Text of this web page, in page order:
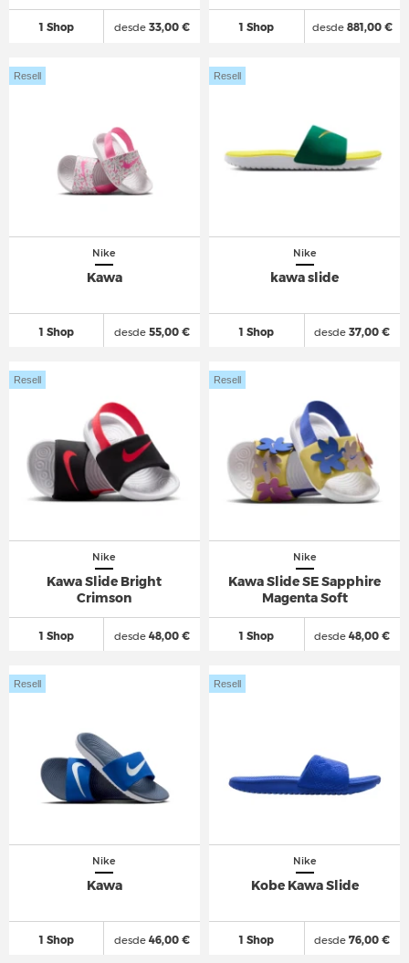
1 Shop desde33,00 € 1 Shop desde881,00 €
Nike
Kawa
1 Shop
Resell
desde55,00 €
Nike
kawa slide
1 Shop
Resell
desde 37,00 €
Nike
Kawa Slide Bright
Crimson
1 Shop
Resell
desde48,00 €
Nike
Kawa Slide SE Sapphire
Magenta Soft
1 Shop
Resell
desde 48,00 €
Nike
Kawa
1 Shop
Resell
desde46,00 €
Nike
Kobe Kawa Slide
1 Shop
Resell
desde 76,00 €